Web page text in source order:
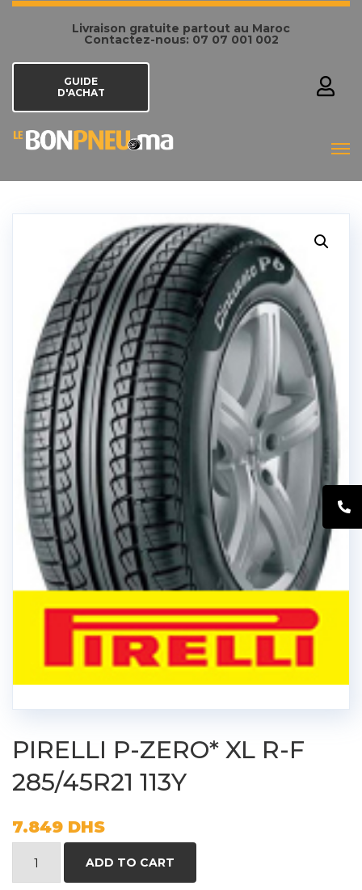
Livraison gratuite partout au Maroc
Contactez-nous: 07 07 001 002
GUIDE
D'ACHAT
PIRELLI P-ZERO* XL R-F
285/45R21 113Y
7.849 DHS
ADD TO CART